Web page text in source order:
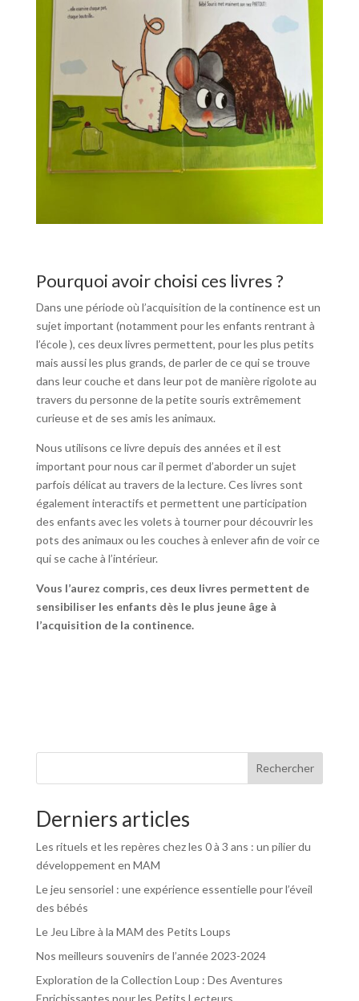
Pourquoi avoir choisi ces livres ?
Dans une période où l’acquisition de la continence est un
sujet important (notamment pour les enfants rentrant à
l’école ), ces deux livres permettent, pour les plus petits
mais aussi les plus grands, de parler de ce qui se trouve
dans leur couche et dans leur pot de manière rigolote au
travers du personne de la petite souris extrêmement
curieuse et de ses amis les animaux.
Nous utilisons ce livre depuis des années et il est
important pour nous car il permet d’aborder un sujet
parfois délicat au travers de la lecture. Ces livres sont
également interactifs et permettent une participation
des enfants avec les volets à tourner pour découvrir les
pots des animaux ou les couches à enlever afin de voir ce
qui se cache à l’intérieur.
Vous l’aurez compris, ces deux livres permettent de
sensibiliser les enfants dès le plus jeune âge à
l’acquisition de la continence.
Rechercher
Derniers articles
Les rituels et les repères chez les 0 à 3 ans : un pilier du
développement en MAM
Le jeu sensoriel : une expérience essentielle pour l’éveil
des bébés
Le Jeu Libre à la MAM des Petits Loups
Nos meilleurs souvenirs de l’année 2023-2024
Exploration de la Collection Loup : Des Aventures
Enrichissantes pour les Petits Lecteurs